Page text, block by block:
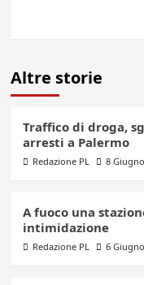
Altre storie
Traffico di droga,
arresti a Palermo
Redazione PL 8
A fuoco una
intimidazione
Redazione PL 6